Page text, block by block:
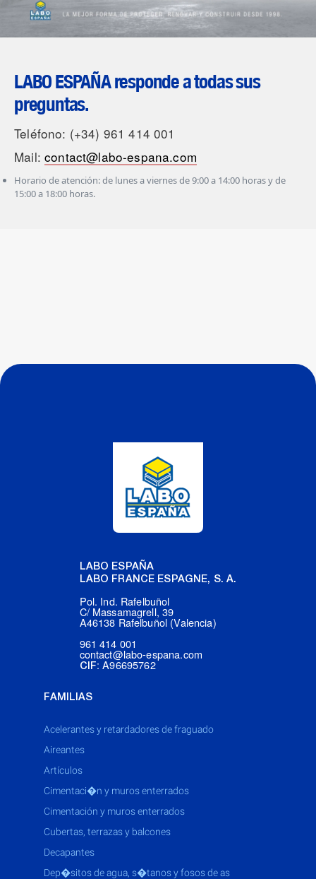
LABO ESPAÑA responde a todas sus
preguntas.
Teléfono: (+34) 961 414 001
Mail:contact@labo-espana.com
Horario de atención: de lunes a viernes de 9:00 a 14:00 horas y de
15:00 a 18:00 horas.
LABO ESPAÑA
LABO FRANCE ESPAGNE, S. A.
Pol. Ind. Rafelbuñol
C/ Massamagrell, 39
A46138 Rafelbuñol (Valencia)
961 414 001
contact@labo-espana.com
CIF: A96695762
FAMILIAS
acelerantes y retardadores de fraguado
aireantes
artículos
cimentaci�n y muros enterrados
cimentación y muros enterrados
cubertas, terrazas y balcones
decapantes
dep�sitos de agua, s�tanos y fosos de as